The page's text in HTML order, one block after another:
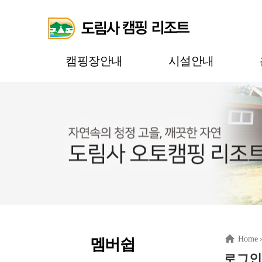
캠핑장안내 시설안내
멤버쉽 Home
로그인